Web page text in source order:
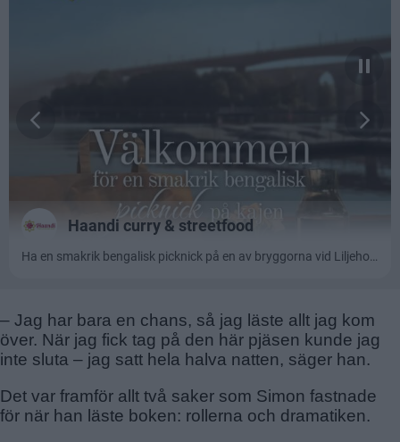
– Jag har bara en chans, så jag läste allt jag kom
över. När jag fick tag på den här pjäsen kunde jag
inte sluta – jag satt hela halva natten, säger han.
Det var framför allt två saker som Simon fastnade
för när han läste boken: rollerna och dramatiken.